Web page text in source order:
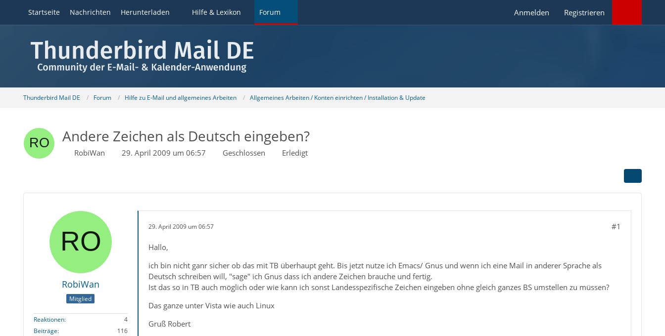
Startseite Nachrichten Herunterladen Hilfe & Lexikon Forum Anmelden Registrieren
Thunderbird Mail DE Forum Hilfe zu E-Mail und allgemeines Arbeiten Allgemeines Arbeiten / Konten einrichten / Installation & Update
Andere Zeichen als Deutsch eingeben?
RobiWan 29. April 2009 um 06:57 Geschlossen Erledigt
RobiWan
Mitglied
Reaktionen
4
Beiträge
116
29. April 2009 um 06:57 #1
Hallo,
ich bin nicht ganr sicher ob das mit TB überhaupt geht. Bis jetzt nutze ich Emacs/ Gnus und wenn ich eine Mail in anderer Sprache als
Deutsch schreiben will, "sage" ich Gnus dass ich andere Zeichen brauche und fertig.
Ist das so in TB auch möglich oder wie kann ich sonst Landesspezifische Zeichen eingeben ohne gleich ganzes BS umstellen zu müssen?
Das ganze unter Vista wie auch Linux
Gruß Robert